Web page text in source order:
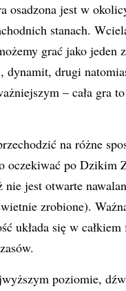
osadzona jest w
stanach.
grać jako jeden
dynamit, drugi
– cała gra
na różne
oczekiwać po Dzikim
jest otwarte
zrobione).
układa się w całkiem
poziomie,